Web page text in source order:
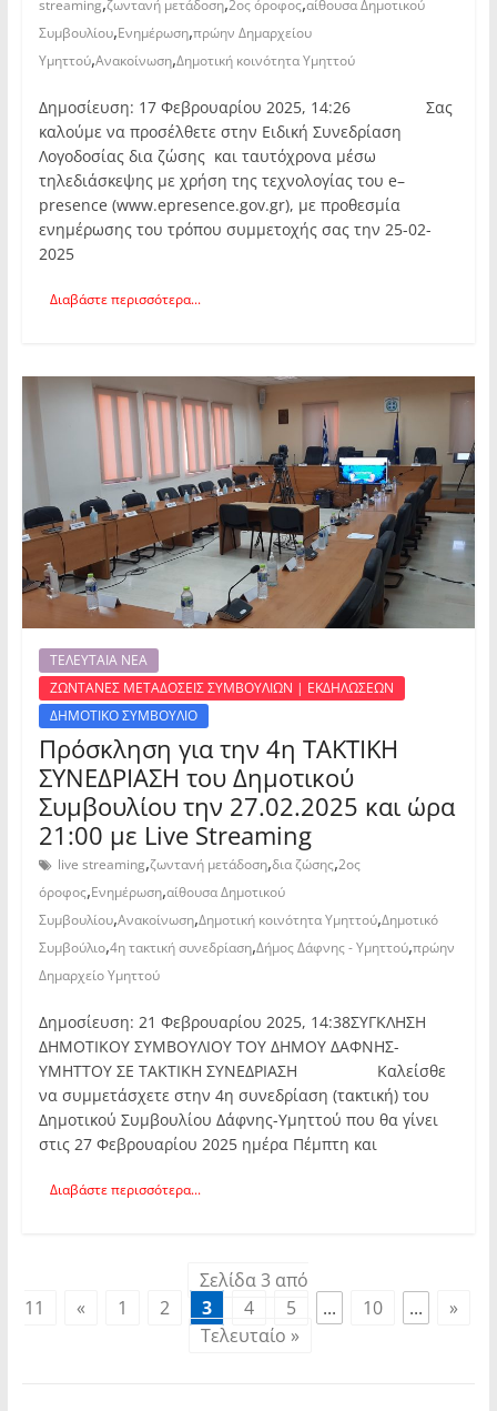
streaming ζωντανή μετάδοση 2ος όροφος αίθουσα Δημοτικού
Συμβουλίου,Ενημέρωση,πρώην Δημαρχείου
Υμηττού,Ανακοίνωση,Δημοτική κοινότητα Υμηττού
Δημοσίευση: 17 Φεβρουαρίου 2025, 14:26 Σας
καλούμε να προσέλθετε στην Ειδική Συνεδρίαση
Λογοδοσίας δια ζώσης και ταυτόχρονα μέσω
τηλεδιάσκεψης με χρήση της τεχνολογίας του e–
presence (www.epresence.gov.gr), με προθεσμία
ενημέρωσης του τρόπου συμμετοχής σας την 25-02-
2025
Διαβάστε περισσότερα...
ΤΕΛΕΥΤΑΙΑ ΝΕΑ
ΖΩΝΤΑΝΕΣ ΜΕΤΑΔΟΣΕΙΣ ΣΥΜΒΟΥΛΙΩΝ | ΕΚΔΗΛΩΣΕΩΝ
ΔΗΜΟΤΙΚΟ ΣΥΜΒΟΥΛΙΟ
Πρόσκληση για την 4η ΤΑΚΤΙΚΗ
ΣΥΝΕΔΡΙΑΣΗ του Δημοτικού
Συμβουλίου την 27.02.2025 και ώρα
21:00 με Live Streaming
live streaming,ζωντανή μετάδοση,δια ζώσης,2ος
όροφος,Ενημέρωση,αίθουσα Δημοτικού
Συμβουλίου,Ανακοίνωση,Δημοτική κοινότητα Υμηττού,Δημοτικό
Συμβούλιο,4η τακτική συνεδρίαση,Δήμος Δάφνης - Υμηττού,πρώην
Δημαρχείο Υμηττού
Δημοσίευση: 21 Φεβρουαρίου 2025, 14:38ΣΥΓΚΛΗΣΗ
ΔΗΜΟΤΙΚΟΥ ΣΥΜΒΟΥΛΙΟΥ ΤΟΥ ΔΗΜΟΥ ΔΑΦΝΗΣ-
ΥΜΗΤΤΟΥ ΣΕ ΤΑΚΤΙΚΗ ΣΥΝΕΔΡΙΑΣΗ Καλείσθε
να συμμετάσχετε στην 4η συνεδρίαση (τακτική) του
Δημοτικού Συμβουλίου Δάφνης-Υμηττού που θα γίνει
στις 27 Φεβρουαρίου 2025 ημέρα Πέμπτη και
Διαβάστε περισσότερα...
Σελίδα 3 από
11
« 1 2 3 4 5 ... 10 ...
»
Τελευταίο »